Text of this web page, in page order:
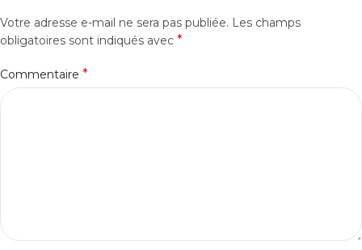
Votre adresse e-mail ne sera pas publiée. Les champs
obligatoires sont indiqués avec *
Commentaire *